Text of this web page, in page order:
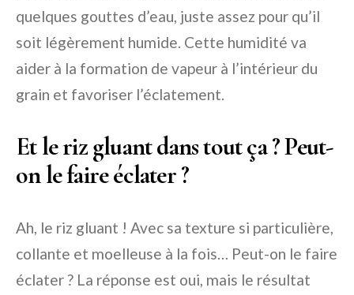
quelques gouttes d’eau, juste assez pour qu’il
soit légèrement humide. Cette humidité va
aider à la formation de vapeur à l’intérieur du
grain et favoriser l’éclatement.
Et le riz gluant dans tout ça ? Peut-
on le faire éclater ?
Ah, le riz gluant ! Avec sa texture si particulière,
collante et moelleuse à la fois… Peut-on le faire
éclater ? La réponse est oui, mais le résultat